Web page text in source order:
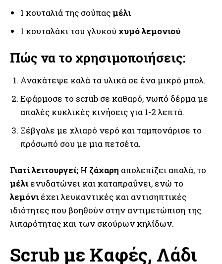
1 κουταλιά της σούπαςμέλι
1 κουταλάκι του γλυκού χυμό λεμονιού
Πώς να το χρησιμοποιήσεις:
Ανακάτεψε καλά τα υλικά σε ένα μικρό μπολ.
Εφάρμοσε το scrub σε καθαρό, νωπό δέρμα με
απαλές κυκλικές κινήσεις για 1-2 λεπτά.
Ξέβγαλε με χλιαρό νερό και ταμπονάρισε το
πρόσωπό σου με μια πετσέτα.
Γιατί λειτουργεί; Η ζάχαρη απολεπίζει απαλά, το
μέλιενυδατώνει και καταπραΰνει, ενώ το
λεμόνιέχει λευκαντικές και αντισηπτικές
ιδιότητες που βοηθούν στην αντιμετώπιση της
λιπαρότητας και των σκούρων κηλίδων.
Scrub με Καφές, Λάδι